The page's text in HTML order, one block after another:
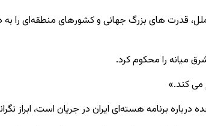
قدرت‌ های بزرگ جهانی و کشورهای منطقه‌ای را
میانه را محکوم کرد.
می‌ کند.»
برنامه هسته‌ای ایران در جریان است، ابراز